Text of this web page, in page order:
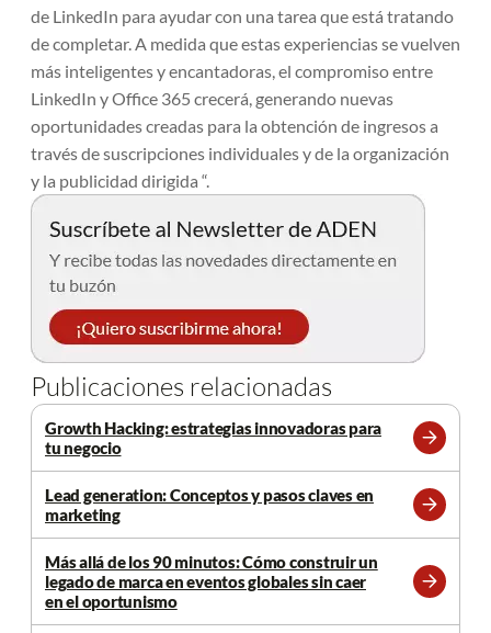
de LinkedIn para ayudar con una tarea que está tratando
de completar. A medida que estas experiencias se vuelven
más inteligentes y encantadoras, el compromiso entre
LinkedIn y Office 365 crecerá, generando nuevas
oportunidades creadas para la obtención de ingresos a
través de suscripciones individuales y de la organización
y la publicidad dirigida “.
Publicaciones relacionadas
Growth Hacking: estrategias innovadoras para
tu negocio
Leer
más
Lead generation: Conceptos y pasos claves en
marketing
Leer
más
Más allá de los 90 minutos: Cómo construir un
legado de marca en eventos globales sin caer
en el oportunismo
Leer
más